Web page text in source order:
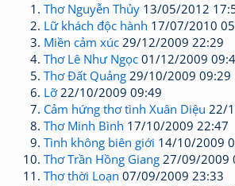
Thơ Nguyễn Thủy 13/05/2012
Lữ khách độc hành 17/07/2010
Miền cảm xúc 29/12/2009 22:29
Thơ Lê Như Ngọc 01/12/2009
Thơ Đất Quảng 29/10/2009 09:29
Lỡ22/10/2009 09:49
Cảm hứng thơ tình Xuân Diệu 22/
Thơ Minh Bình 17/10/2009 22:47
Tình không biên giới 14/10/2009
Thơ Trần Hồng Giang 27/09/2009
Thơ thời Loạn 07/09/2009 23:33